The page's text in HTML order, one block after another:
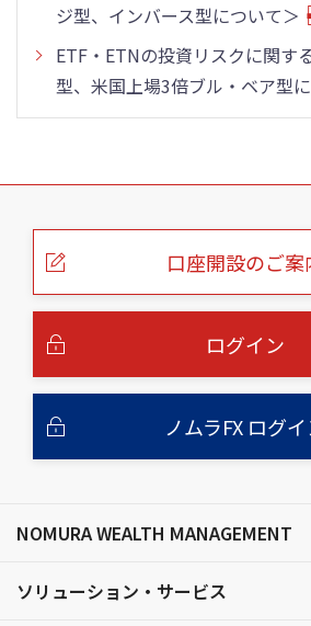
ジ型、インバース型について＞
ETF・ETNの投資リスクに関す
型、米国上場3倍ブル・ベア型
こ
口座開設のご案
ログイン
ノムラFX ログ
NOMURA WEALTH MANAGEMENT
ソリューション・サービス